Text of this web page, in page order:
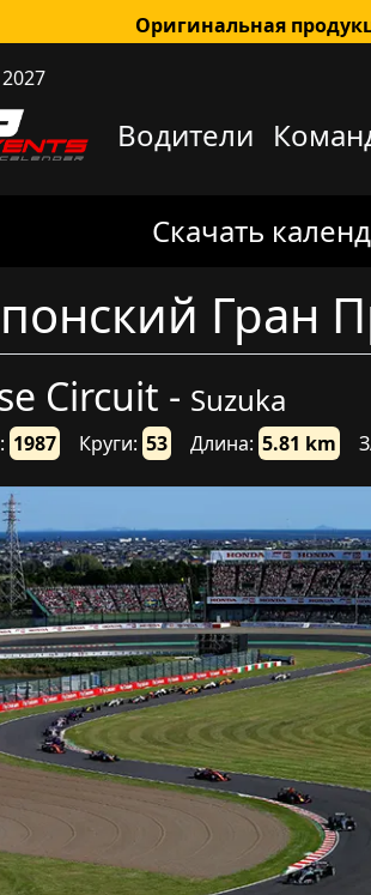
Оригинальная
Водители
Скачать
Гран
Circuit - Suzuka
1987 Круги: 53 Длина: 5.81 km